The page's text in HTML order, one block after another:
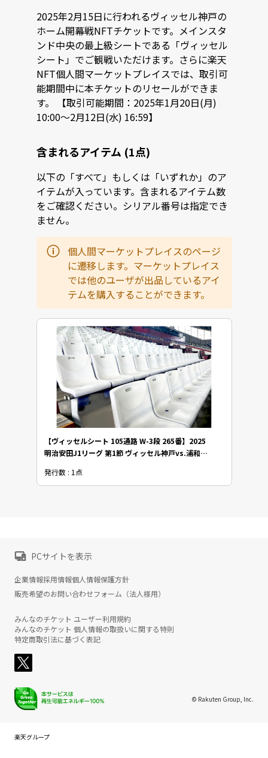
2025年2月15日に行われるヴィッセル神戸の
ホーム開幕戦NFTチケットです。メインスタ
ンド中央の最上級シートである「ヴィッセル
シート」でご観戦いただけます。さらに楽天
NFT個人間マーケットプレイスでは、取引可
能期間中に本チケットのリセールができま
す。 【取引可能期間：2025年1月20日(月)
10:00～2月12日(水) 16:59】
含まれるアイテム (1点)
以下の「すべて」もしくは「いずれか」のア
イテムが入っています。含まれるアイテム数
をご確認ください。シリアル番号は指定でき
ません。
個人間マーケットプレイスのページ
に遷移します。マーケットプレイス
では他のユーザが出品しているアイ
テムを購入することができます。
【ヴィッセルシート 105通路 W-3段 265番】2025
明治安田J1リーグ 第1節 ヴィッセル神戸vs.浦和レ
発行数 : 1点
PCサイトを表示
企業情報採用情報個人情報保護方針
販売希望のお問い合わせフォーム（法人様用）
みんなのチケット ユーザー利用規約
みんなのチケット 個人情報の取扱いに関する特則
特定商取引法に基づく表記
© Rakuten Group, Inc.
楽天グループ